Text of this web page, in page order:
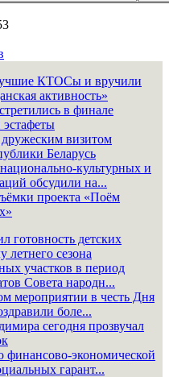
КТОСы и вручили
активность»
в финале
визитом
Беларусь
культурных и
обсудили на...
проекта «Поём
готовность детских
летнего сезона
участков в период
Совета народн...
мероприятии в честь Дня
боле...
сегодня прозвучал
финансово-экономической
гарант...